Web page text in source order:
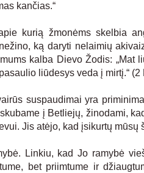
kančias.“
kurią žmonėms skelbia
ką daryti nelaimių
kalba Dievo Žodis:
liūdesys veda į mirtį.“ (2
suspaudimai yra
į Betliejų, žinodami,
Jis atėjo, kad įsikurtų mūsų
Linkiu, kad Jo ramybė
bet priimtume ir